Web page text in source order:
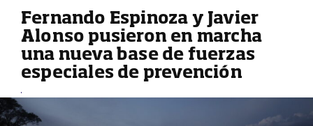
Fernando Espinoza y Javier
Alonso pusieron en marcha
una nueva base de fuerzas
especiales de prevención